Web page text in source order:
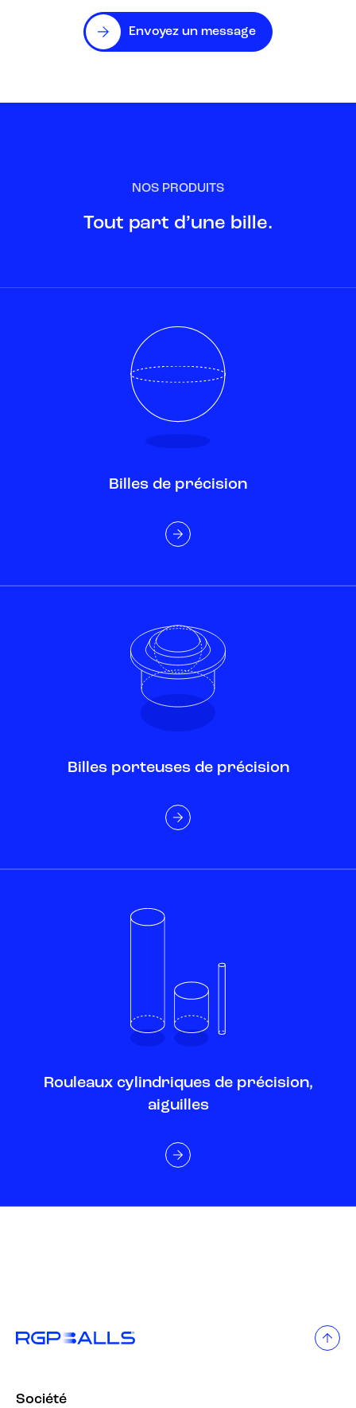
Envoyez un message
NOS PRODUITS
Tout part d’une bille.
Billes de précision
Billes porteuses de précision
Rouleaux cylindriques de précision,
aiguilles
Société